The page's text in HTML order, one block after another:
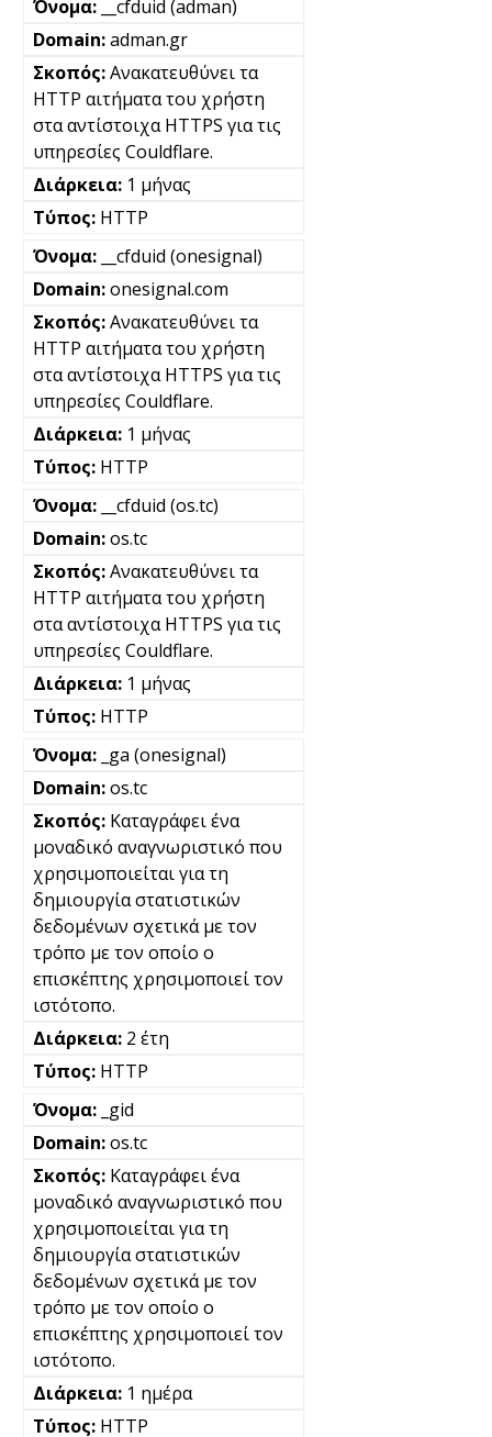
__cfduid (adman)
adman.gr
Ανακατευθύνει τα
HTTP αιτήματα του χρήστη
στα αντίστοιχα HTTPS για τις
υπηρεσίες Couldflare.
1 μήνας
HTTP
__cfduid (onesignal)
onesignal.com
Ανακατευθύνει τα
HTTP αιτήματα του χρήστη
στα αντίστοιχα HTTPS για τις
υπηρεσίες Couldflare.
1 μήνας
HTTP
__cfduid (os.tc)
os.tc
Ανακατευθύνει τα
HTTP αιτήματα του χρήστη
στα αντίστοιχα HTTPS για τις
υπηρεσίες Couldflare.
1 μήνας
HTTP
_ga (onesignal)
os.tc
Καταγράφει ένα
μοναδικό αναγνωριστικό που
χρησιμοποιείται για τη
δημιουργία στατιστικών
δεδομένων σχετικά με τον
τρόπο με τον οποίο ο
επισκέπτης χρησιμοποιεί τον
ιστότοπο.
2 έτη
HTTP
_gid
os.tc
Καταγράφει ένα
μοναδικό αναγνωριστικό που
χρησιμοποιείται για τη
δημιουργία στατιστικών
δεδομένων σχετικά με τον
τρόπο με τον οποίο ο
επισκέπτης χρησιμοποιεί τον
ιστότοπο.
1 ημέρα
HTTP